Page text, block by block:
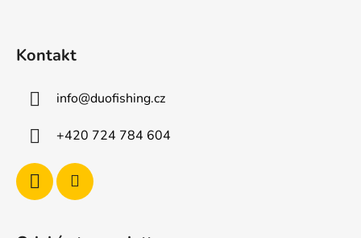
Kontakt
info@duofishing.cz
+420 724 784 604